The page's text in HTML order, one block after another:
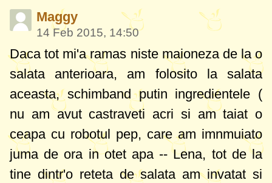
Maggy
14 Feb 2015, 14:50
Daca tot mi'a ramas niste maioneza de la o
salata anterioara, am folosito la salata
aceasta, schimband putin ingredientele (
nu am avut castraveti acri si am taiat o
ceapa cu robotul pep, care am imnmuiato
juma de ora in otet apa -- Lena, tot de la
tine dintr'o reteta de salata am invatat si